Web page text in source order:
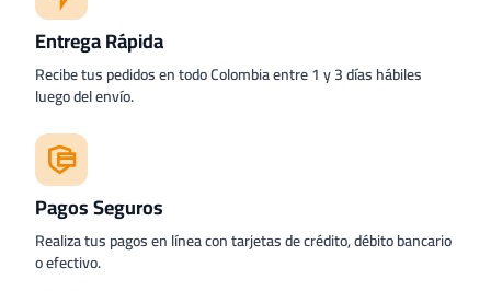
Entrega Rápida
Recibe tus pedidos en todo Colombia entre 1 y 3 días hábiles
luego del envío.
Pagos Seguros
Realiza tus pagos en línea con tarjetas de crédito, débito bancario
o efectivo.